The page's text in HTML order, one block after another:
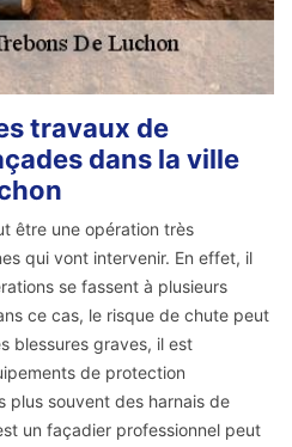
travaux de
dans la ville
être une opération très
qui vont intervenir. En effet, il
se fassent à plusieurs
ce cas, le risque de chute peut
blessures graves, il est
de protection
plus souvent des harnais de
un façadier professionnel peut